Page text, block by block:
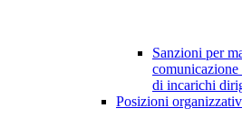
Sanzioni per
di incarichi
Posizioni